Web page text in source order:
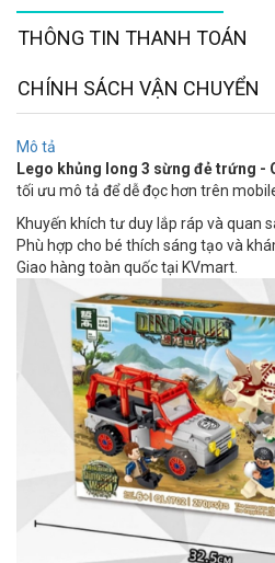
THÔNG TIN THANH TOÁN
CHÍNH SÁCH VẬN CHUYỂN
Mô tả
Lego khủng long 3 sừng đẻ trứng -
tối ưu mô tả để dễ đọc hơn trên
Khuyến khích tư duy lắp ráp và quan
Phù hợp cho bé thích sáng tạo và
Giao hàng toàn quốc tại KVmart.